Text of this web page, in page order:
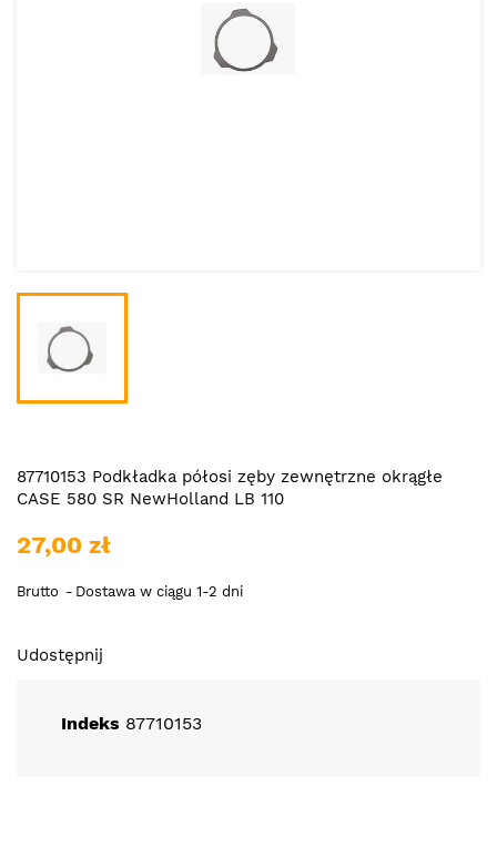
87710153 Podkładka półosi zęby zewnętrzne okrągłe
CASE 580 SR NewHolland LB 110
27,00 zł
Brutto Dostawa w ciągu 1-2 dni
Udostępnij
Indeks 87710153